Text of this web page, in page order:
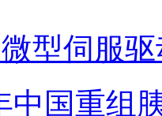
型伺服
中国重组